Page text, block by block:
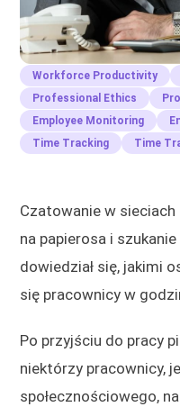
Workforce Productivity
Professional Ethics
Employee Monitoring
Time Tracking
Time
Czatowanie w
na papierosa i
dowiedział się, jakimi
się pracownicy w
Po przyjściu do pracy
niektórzy pracownicy,
społecznościowego,